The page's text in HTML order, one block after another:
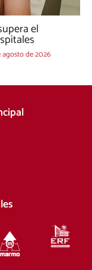
el
agosto de 2026